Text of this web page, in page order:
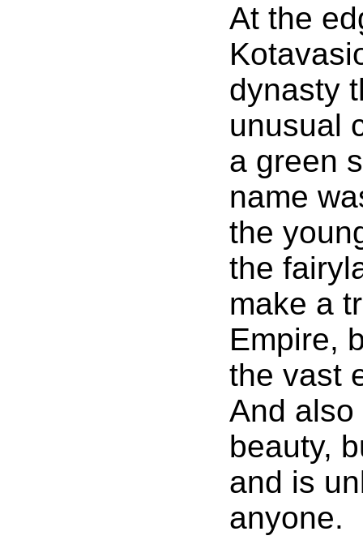
At the
dynasty
unusual
a green
name
the
the
make a
Empire,
the vast
And
beauty,
and is
anyone.